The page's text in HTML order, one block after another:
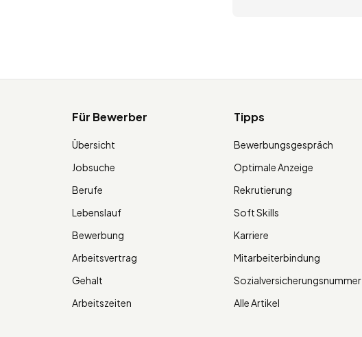
Für Bewerber
Übersicht
Jobsuche
Berufe
Lebenslauf
Bewerbung
Arbeitsvertrag
Gehalt
Arbeitszeiten
Tipps
Bewerbungsgespräch
Optimale Anzeige
Rekrutierung
Soft Skills
Karriere
Mitarbeiterbindung
Sozialversicherungsnummer
Alle Artikel